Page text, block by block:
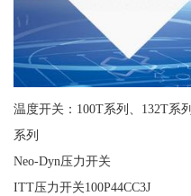
温度开关：100T系列、132T系
系列
Neo-Dyn压力开关
ITT压力开关100P44CC3J